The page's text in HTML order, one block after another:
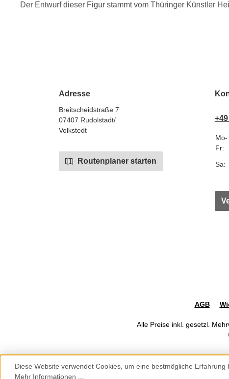
Der Entwurf dieser Figur stammt vom Thüringer Künstler
Adresse
Breitscheidstraße 7
07407 Rudolstadt/
Volkstedt
Routenplaner starten
Mo-
Fr:
Sa:
AGB
Alle Preise inkl. gesetzl.
Werkzeugleiste anzeigen
Diese Website verwendet Cookies, um eine bestmögliche Erfahrung
Mehr Informationen ...